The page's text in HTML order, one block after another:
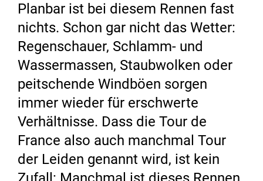
Planbar ist bei diesem Rennen fast
nichts. Schon gar nicht das Wetter:
Regenschauer, Schlamm- und
Wassermassen, Staubwolken oder
peitschende Windböen sorgen
immer wieder für erschwerte
Verhältnisse. Dass die Tour de
France also auch manchmal Tour
der Leiden genannt wird, ist kein